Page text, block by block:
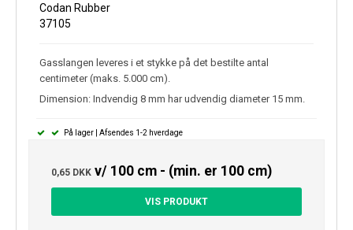
Codan Rubber
37105
Gasslangen leveres i et stykke på det bestilte antal
centimeter (maks. 5.000 cm).
Dimension: Indvendig 8 mm har udvendig diameter 15 mm.
På lager | Afsendes 1-2 hverdage
0,65 DKK v/ 100 cm - (min. er 100 cm)
VIS PRODUKT